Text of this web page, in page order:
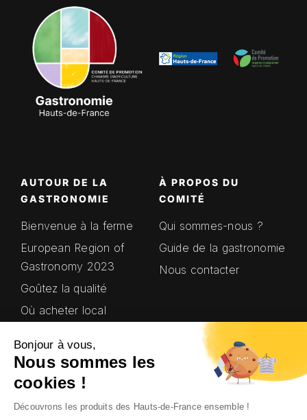
Bonjour à vous,
Nous sommes les
cookies !
Découvrons les produits des Hauts-de-France ensemble !
AUTOUR DE LA
GASTRONOMIE
Bienvenue à la ferme
European Region of
Gastronomy 2023
Goûtez la qualité
Où acheter local
Terroirs Hauts-de-
À PROPOS DU
COMITÉ
Qui sommes-nous ?
Guide de la gastronomie
Nous contacter